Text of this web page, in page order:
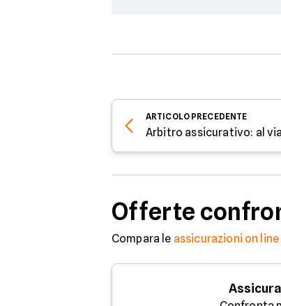
ARTICOLO PRECEDENTE
Arbitro assicurativo: al
Offerte
Compara le assicurazioni on line